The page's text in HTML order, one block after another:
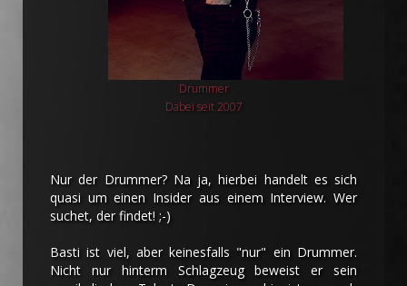
Drummer
Dabei seit 2007
Nur der Drummer? Na ja, hierbei handelt es sich
quasi um einen Insider aus einem Interview. Wer
suchet, der findet! ;-)
Basti ist viel, aber keinesfalls "nur" ein Drummer.
Nicht nur hinterm Schlagzeug beweist er sein